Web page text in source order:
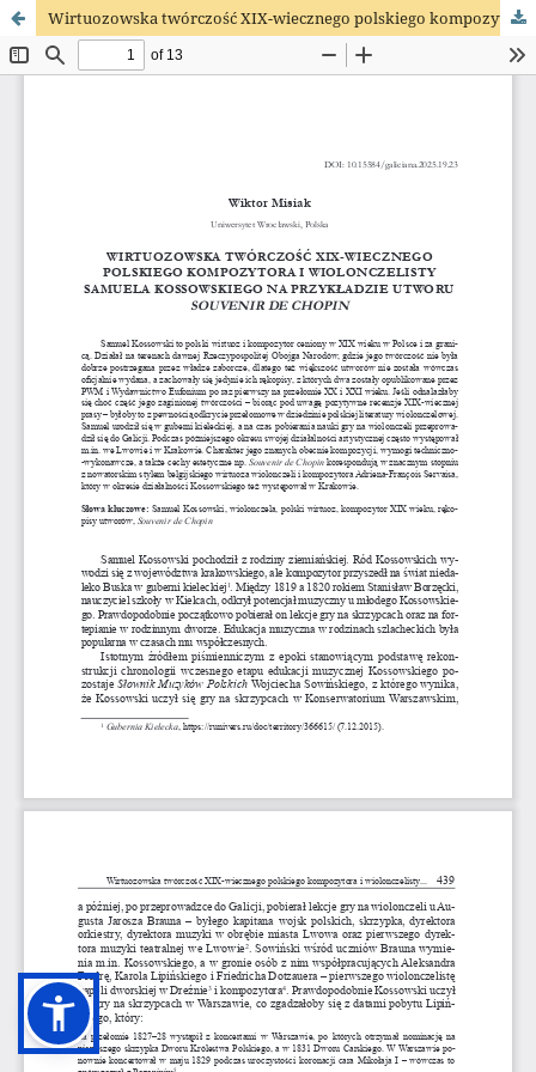
Wirtuozowska twórczość XIX-wiecznego polskiego kompozytora i wiolonczelisty Samuela Kossowskiego na przykładzie utworu Souvenir de Chopin